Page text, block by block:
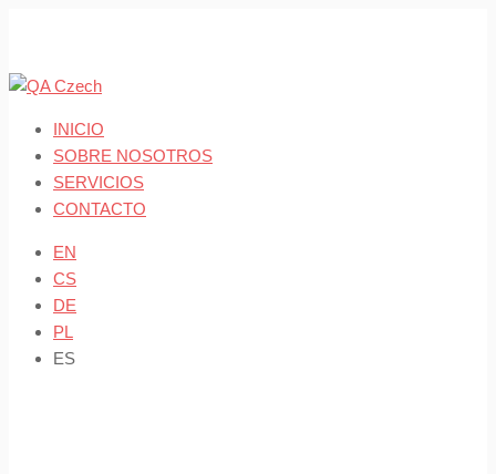
content
INICIO
SOBRE NOSOTROS
SERVICIOS
CONTACTO
EN
CS
DE
PL
ES